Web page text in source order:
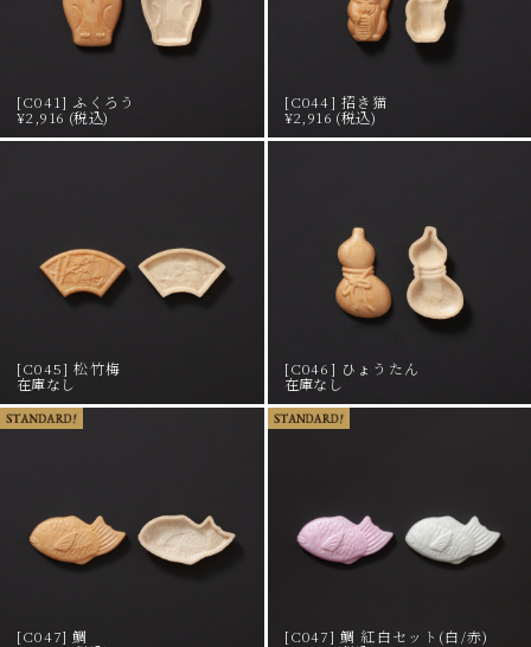
[C041] ふくろう
¥2,916 (税込)
[C044] 招き猫
¥2,916 (税込)
[C045] 松竹梅
在庫なし
[C046] ひょうたん
在庫なし
[C047] 鯛 [C047] 鯛 紅白セット(白/赤)